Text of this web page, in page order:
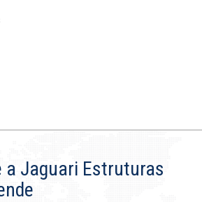
a Jaguari Estruturas